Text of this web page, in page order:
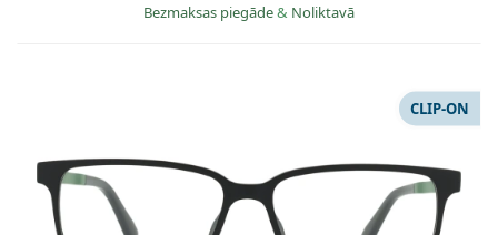
Bezmaksas piegāde& Noliktavā
CLIP-ON